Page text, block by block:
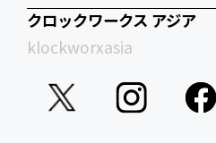
クロックワークス アジア
klockworxasia